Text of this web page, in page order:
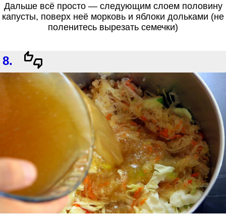
Дальше всё просто — следующим слоем половину
капусты, поверх неё морковь и яблоки дольками (не
поленитесь вырезать семечки)
8.